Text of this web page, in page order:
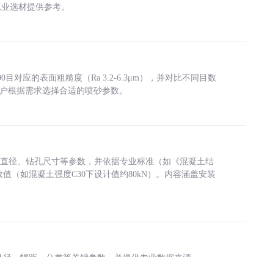
选材提供参考。
对应的表面粗糙度（Ra 3.2-6.3μm），并对比不同目数
根据需求选择合适的喷砂参数。
径、钻孔尺寸等参数，并依据专业标准（如《混凝土结
（如混凝土强度C30下设计值约80kN）。内容涵盖安装